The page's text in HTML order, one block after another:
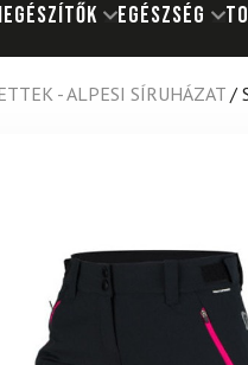
EGÉSZSÉG
- ALPESI SÍRUHÁZAT /